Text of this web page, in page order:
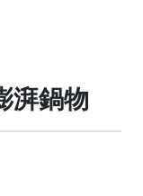
湃鍋物